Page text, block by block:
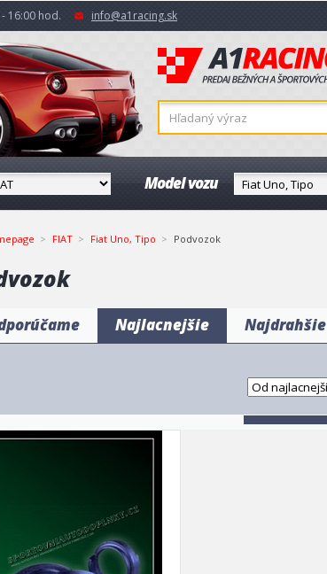
16:00 hod. info@a1racing.sk
Model vozu
FIAT Fiat Uno, Tipo Podvozok
Najlacnejšie Najdrahšie